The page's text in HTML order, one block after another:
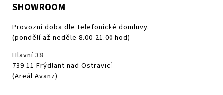
SHOWROOM
Provozní doba dle telefonické domluvy.
(pondělí až neděle 8.00-21.00 hod)
Hlavní 38
739 11 Frýdlant nad Ostravicí
(Areál Avanz)